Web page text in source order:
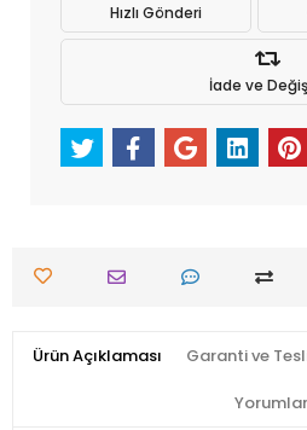
Hızlı Gönderi
İade ve
Ürün Açıklaması Garanti ve
Yorumlar